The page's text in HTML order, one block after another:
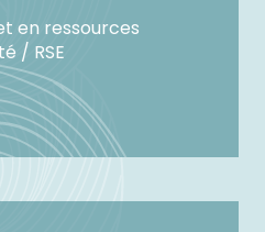
en ressources
/ RSE